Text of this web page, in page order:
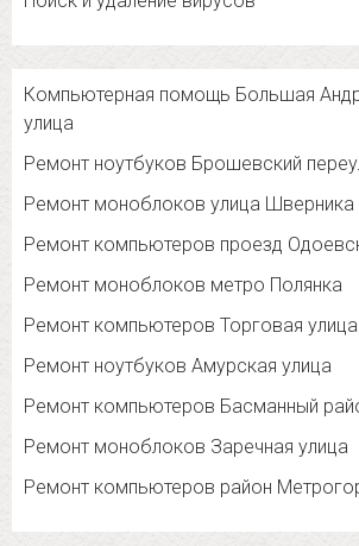
Компьютерная помощь Большая
улица
Ремонт ноутбуков Брошевский
Ремонт моноблоков улица Шверника
Ремонт компьютеров проезд
Ремонт моноблоков метро Полянка
Ремонт компьютеров Торговая улица
Ремонт ноутбуков Амурская улица
Ремонт компьютеров Басманный
Ремонт моноблоков Заречная улица
Ремонт компьютеров район